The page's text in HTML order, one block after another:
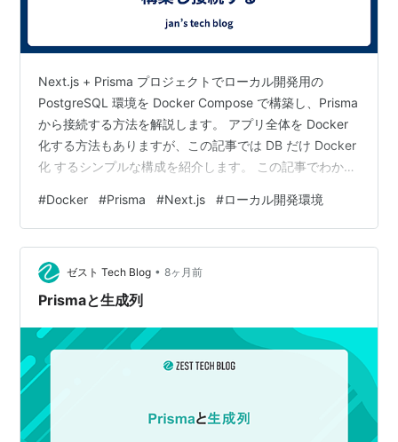
Next.js + Prisma プロジェクトでローカル開発用の
PostgreSQL 環境を Docker Compose で構築し、Prisma
から接続する方法を解説します。 アプリ全体を Docker
化する方法もありますが、この記事では DB だけ Docker
化 するシンプルな構成を紹介します。 この記事でわかる
Prisma との接続設定 前提条件 Docker Desktop がイン
ストールされていること Next.js + Prisma プロジェクト
が作成済みであること 1. docker-comp…
#Docker #Prisma #Next.js #ローカル開発環境
ゼスト Tech Blog • 8ヶ月前
Prismaと生成列